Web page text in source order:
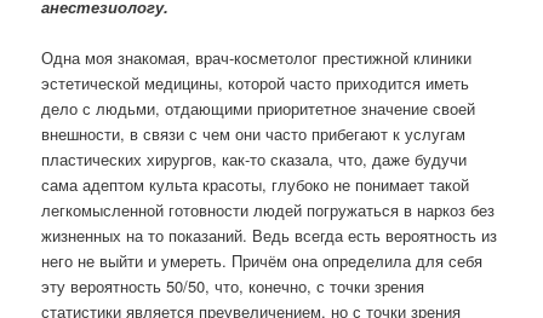
анестезиологу.
Одна моя знакомая, врач-косметолог престижной клиники
эстетической медицины, которой часто приходится иметь
дело с людьми, отдающими приоритетное значение своей
внешности, в связи с чем они часто прибегают к услугам
пластических хирургов, как-то сказала, что, даже будучи
сама адептом культа красоты, глубоко не понимает такой
легкомысленной готовности людей погружаться в наркоз без
жизненных на то показаний. Ведь всегда есть вероятность из
него не выйти и умереть. Причём она определила для себя
эту вероятность 50/50, что, конечно, с точки зрения
статистики является преувеличением, но с точки зрения